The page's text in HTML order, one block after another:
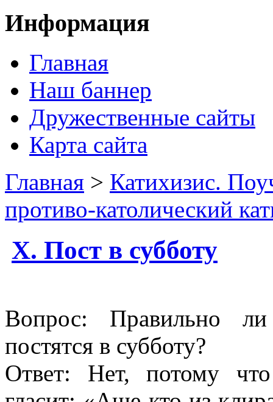
Информация
Главная
Наш баннер
Дружественные сайты
Карта сайта
Главная > Катихизис.
противо-католический
X. Пост в субботу
Вопрос: Правильно ли
постятся в субботу?
Ответ: Нет, потому